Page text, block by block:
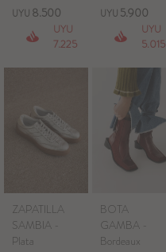
UYU 8.500
UYU
7.225
UYU 5.900
UYU
5.015
ZAPATILLA
SAMBIA -
Plata
BOTA
GAMBA -
Bordeaux